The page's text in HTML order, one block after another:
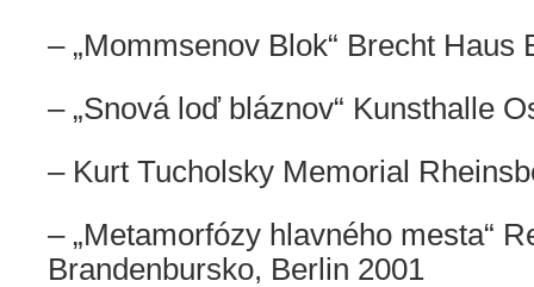
– „Mommsenov Blok“ Brecht Haus
– „Snová loď bláznov“ Kunsthalle
– Kurt Tucholsky Memorial
– „Metamorfózy hlavného mesta“
Brandenbursko, Berlin 2001